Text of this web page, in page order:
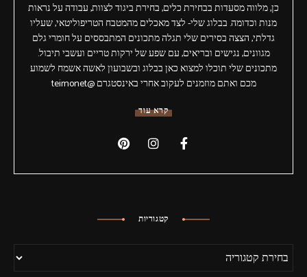
כן, מלווה מסעדות בבחירת כלים, בחירת ביגוד לצוות, עבודה על נראות
מנות וכדומה. בבלוג שלי- לצד מאכלים מהמטבח הטריפוליטאי, שעליו
גדלתי, הצצה בסירים שלי תגלה מתכונים המתבססים על חומרי גלם
מגוונים, נגישים ובריאים, עם שפע של ירקות טריים ועשבי תיבול.
מתכונים שלי תוכלו למצוא כאן בבלוג ובשבועון לאשה אשמח לשמוע
מכם ואתם מוזמנים לעקוב אחרי באינסטגרם @teimonet
קרא עוד
קטגוריות